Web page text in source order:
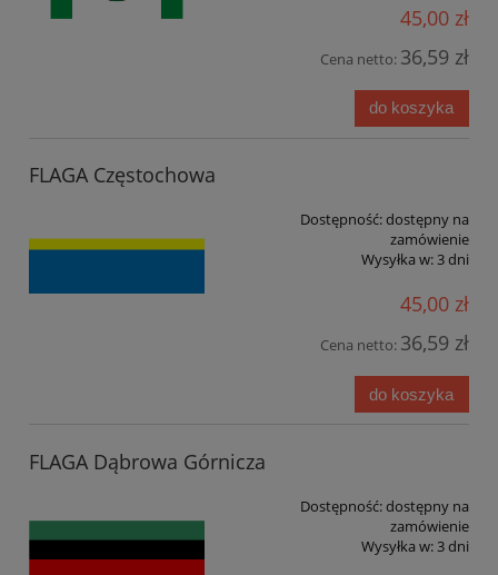
45,00 zł
Cena netto: 36,59 zł
do koszyka
FLAGA Częstochowa
Dostępność:dostępny na
zamówienie
Wysyłka w:3 dni
45,00 zł
Cena netto: 36,59 zł
do koszyka
FLAGA Dąbrowa Górnicza
Dostępność:dostępny na
zamówienie
Wysyłka w:3 dni